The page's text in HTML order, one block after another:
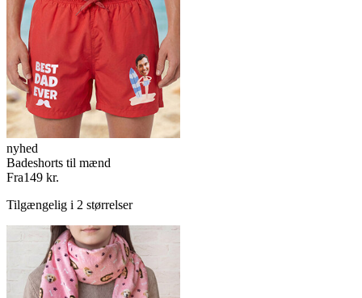
nyhed
Badeshorts til mænd
Fra149 kr.
Tilgængelig i 2 størrelser